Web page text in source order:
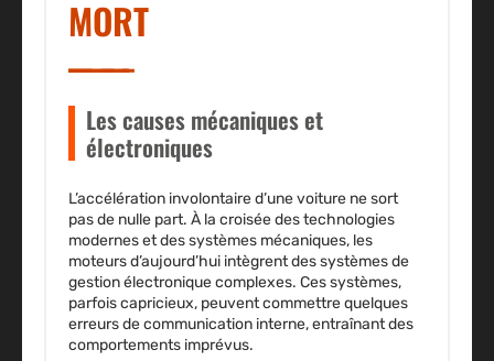
MORT
Les causes mécaniques et
électroniques
L’accélération involontaire d’une voiture ne sort
pas de nulle part. À la croisée des technologies
modernes et des systèmes mécaniques, les
moteurs d’aujourd’hui intègrent dessystèmes de
gestion électroniquecomplexes. Ces systèmes,
parfois capricieux, peuvent commettre quelques
erreurs de communication interne, entraînant des
comportements imprévus.